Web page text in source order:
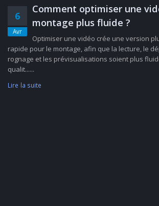
6
Avr
Comment optimiser une
montage plus fluide ?
Optimiser une vidéo crée une version
rapide pour le montage, afin que la lecture, le
rognage et les prévisualisations soient plus
qualit......
Lire la suite